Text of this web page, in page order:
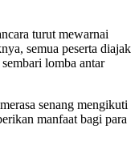
turut mewarnai
semua peserta diajak
lomba antar
senang mengikuti
manfaat bagi para